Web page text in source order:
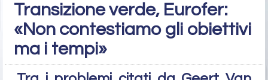
Transizione verde, Eurofer:
«Non contestiamo gli obiettivi
ma i tempi»